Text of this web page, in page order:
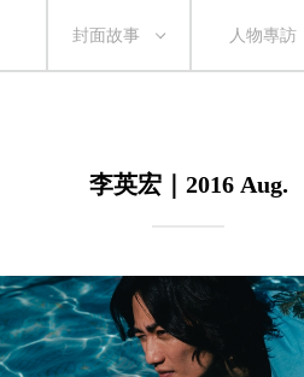
封面故事 人物專訪
李英宏｜2016 Aug.